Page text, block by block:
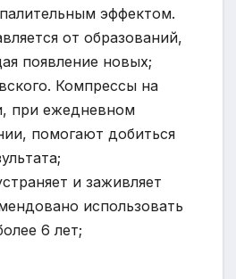
эффектом.
от образований,
появление новых;
Компрессы на
при ежедневном
помогают добиться
и заживляет
использовать
6 лет;